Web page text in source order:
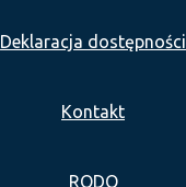
Deklaracja dostępności
Kontakt
RODO